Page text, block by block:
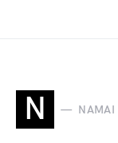
N NAMAI